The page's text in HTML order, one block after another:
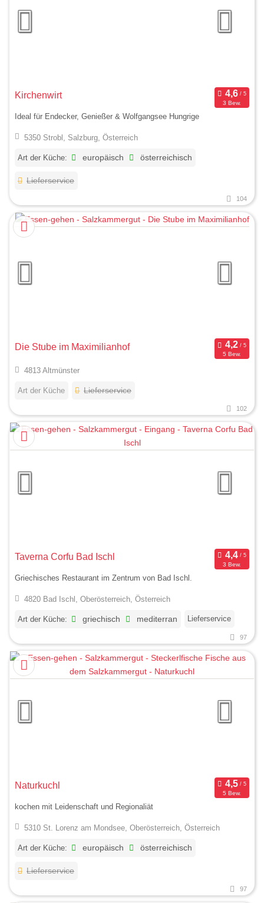
Kirchenwirt
3 Bew.
Ideal für Endecker, Genießer & Wolfgangsee Hungrige
5350 Strobl, Salzburg, Österreich
Art der Küche: europäisch österreichisch
Lieferservice
104
Die Stube im Maximilianhof
5 Bew.
4813 Altmünster
Art der Küche Lieferservice
102
Taverna Corfu Bad Ischl
3 Bew.
Griechisches Restaurant im Zentrum von Bad Ischl.
4820 Bad Ischl, Oberösterreich, Österreich
Art der Küche: griechisch mediterran Lieferservice
97
Naturkuchl
5 Bew.
kochen mit Leidenschaft und Regionaliät
5310 St. Lorenz am Mondsee, Oberösterreich, Österreich
Art der Küche: europäisch österreichisch
Lieferservice
97